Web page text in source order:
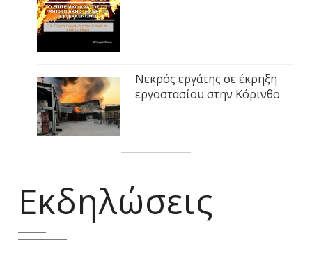
Νεκρός εργάτης σε έκρηξη
εργοστασίου στην Κόρινθο
Εκδηλώσεις